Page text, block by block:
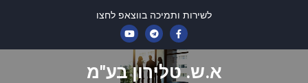
לשירות ותמיכה בווצאפ לחצו
א.ש. טלירון בע"מ